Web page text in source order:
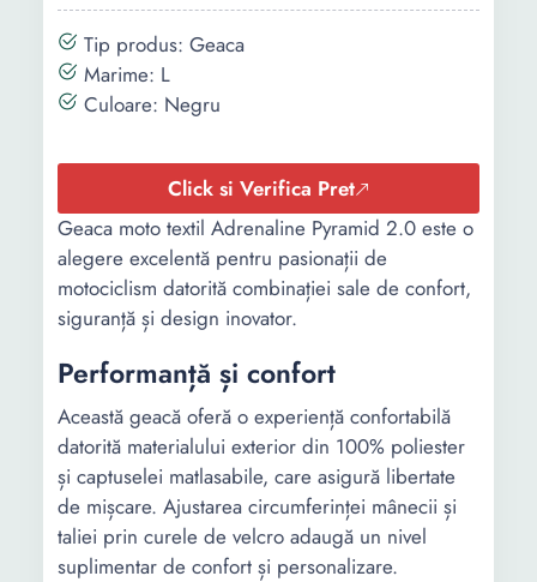
Tip produs: Geaca
Marime: L
Culoare: Negru
Click si Verifica Pret
Geaca moto textil Adrenaline Pyramid 2.0 este o
alegere excelentă pentru pasionații de
motociclism datorită combinației sale de confort,
siguranță și design inovator.
Performanță și confort
Această geacă oferă o experiență confortabilă
datorită materialului exterior din 100% poliester
și captuselei matlasabile, care asigură libertate
de mișcare. Ajustarea circumferinței mânecii și
taliei prin curele de velcro adaugă un nivel
suplimentar de confort și personalizare.